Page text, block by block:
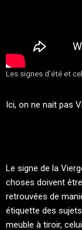
Les signes d’été et
Ici, on ne nait pas
Le signe de la
choses doivent
retrouvées de
étiquette des
meuble à tiroir,